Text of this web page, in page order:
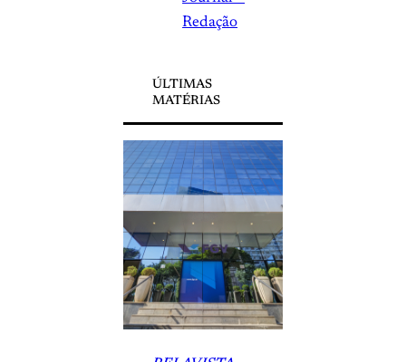
Redação
ÚLTIMAS
MATÉRIAS